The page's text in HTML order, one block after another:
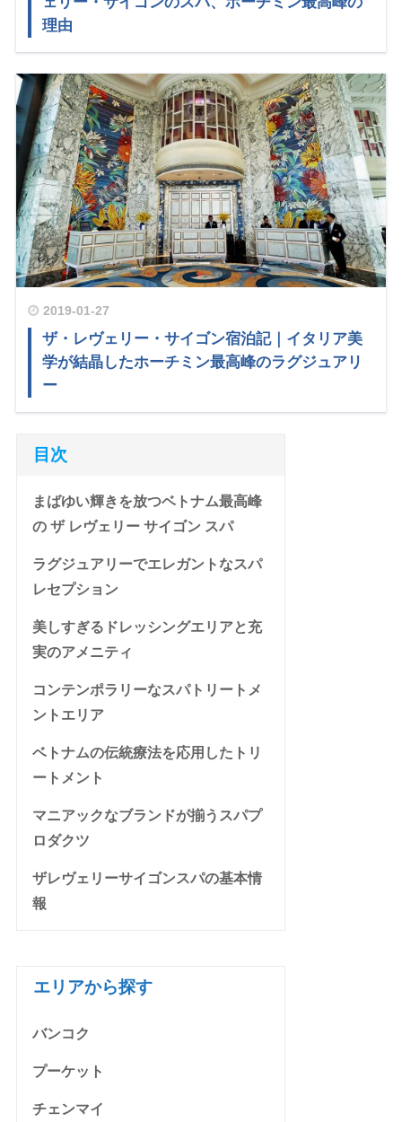
理由
2019-01-27
ザ・レヴェリー・サイゴン宿泊記｜イタリア美
学が結晶したホーチミン最高峰のラグジュアリ
ー
目次
まばゆい輝きを放つベトナム最高峰
の ザ レヴェリー サイゴン スパ
ラグジュアリーでエレガントなスパ
レセプション
美しすぎるドレッシングエリアと充
実のアメニティ
コンテンポラリーなスパトリートメ
ントエリア
ベトナムの伝統療法を応用したトリ
ートメント
マニアックなブランドが揃うスパプ
ロダクツ
ザレヴェリーサイゴンスパの基本情
報
エリアから探す
バンコク
プーケット
チェンマイ